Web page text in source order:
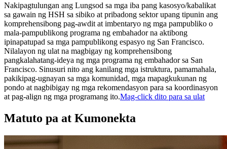
Nakipagtulungan ang Lungsod sa mga iba pang kasosyo/kabalikat
sa gawain ng HSH sa sibiko at pribadong sektor upang tipunin ang
komprehensibong pag-awdit at imbentaryo ng mga pampubliko o
mala-pampublikong programa ng embahador na aktibong
ipinapatupad sa mga pampublikong espasyo ng San Francisco.
Nilalayon ng ulat na magbigay ng komprehensibong
pangkalahatang-ideya ng mga programa ng embahador sa San
Francisco. Sinusuri nito ang kanilang mga istruktura, pamamahala,
pakikipag-ugnayan sa mga komunidad, mga mapagkukunan ng
pondo at nagbibigay ng mga rekomendasyon para sa koordinasyon
at pag-align ng mga programang ito.Mag-click dito para sa ulat
Matuto pa at Kumonekta